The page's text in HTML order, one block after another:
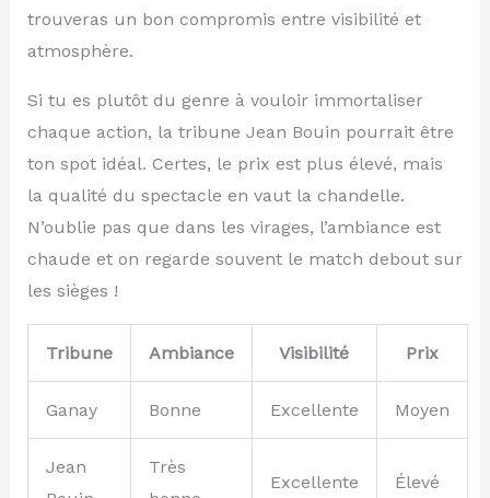
trouveras un bon compromis entre visibilité et
atmosphère.
Si tu es plutôt du genre à vouloir immortaliser
chaque action, la tribune Jean Bouin pourrait être
ton spot idéal. Certes, le prix est plus élevé, mais
la qualité du spectacle en vaut la chandelle.
N’oublie pas que dans les virages, l’ambiance est
chaude et on regarde souvent le match debout sur
les sièges !
Tribune Ambiance Visibilité Prix
Ganay Bonne Excellente Moyen
Jean
Très
Excellente Élevé